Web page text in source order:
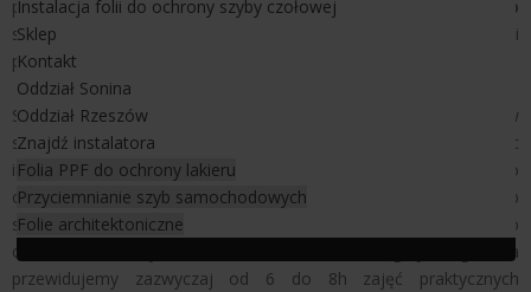
Instalacja folii do ochrony szyby czołowej
Sklep
Kontakt
Oddział Sonina
Oddział Rzeszów
Znajdź instalatora
Folia PPF do ochrony lakieru
Przyciemnianie szyb samochodowych
Folie architektoniczne
produktów jakimi sąfolie do przyciemniania szyb
samochodowych oraz przy pomocy odpowiednich narzędzi
pomocnych do ich instalowania.
Szkolenia z przyciemniania szyb samochodowych odbywają się w
siedzibie naszej firmy. Czas trwania szkolenia ustalany jest
indywidualnie z osobą biorącą udział w szkoleniu. Standardowo
oferujemy 2 rodzaje szkoleń na przyciemnianie szyb
samochodowych (1 i 2 dniowe lub szkolenie uzgadniane co do
czasu trwania indywidualnie z kursantem). W ciągu jednego dnia
przewidujemy zazwyczaj od 6 do 8h zajęć praktycznych